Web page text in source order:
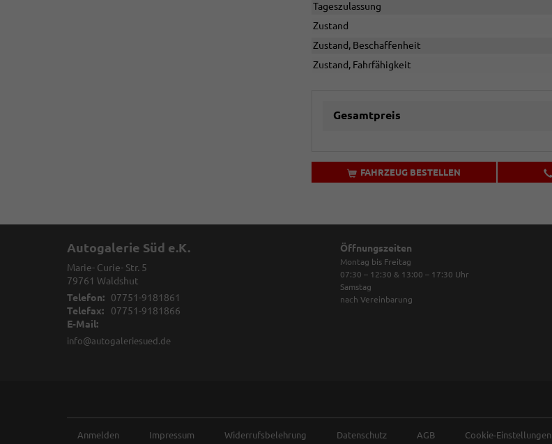
Tageszulassung
Zustand
Zustand, Beschaffenheit
Zustand, Fahrfähigkeit
Gesamtpreis
FAHRZEUG BESTELLEN
Autogalerie Süd e.K.
Marie- Curie- Str. 5
79761 Waldshut
Telefon:
07751-9181861
Telefax:
07751-9181866
E-Mail:
info@autogaleriesued.de
Öffnungszeiten
Montag bis Freitag
07:30 – 12:30 & 13:00 – 17:30 Uhr
Samstag
nach Vereinbarung
Anmelden Impressum Widerrufsbelehrung Datenschutz AGB Cookie-Einstellungen